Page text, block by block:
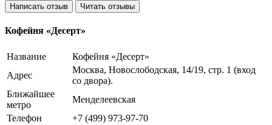
Написать отзыв Читать отзывы
Кофейня «Десерт»
Название
Кофейня «Десерт»
Адрес
Москва, Новослободская, 14/19, стр. 1 (вход
со двора).
Ближайшее
метро
Менделеевская
Телефон
+7 (499) 973-97-70